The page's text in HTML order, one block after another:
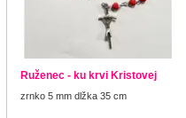
Ruženec - ku krvi Kristovej
zrnko 5 mm dlžka 35 cm